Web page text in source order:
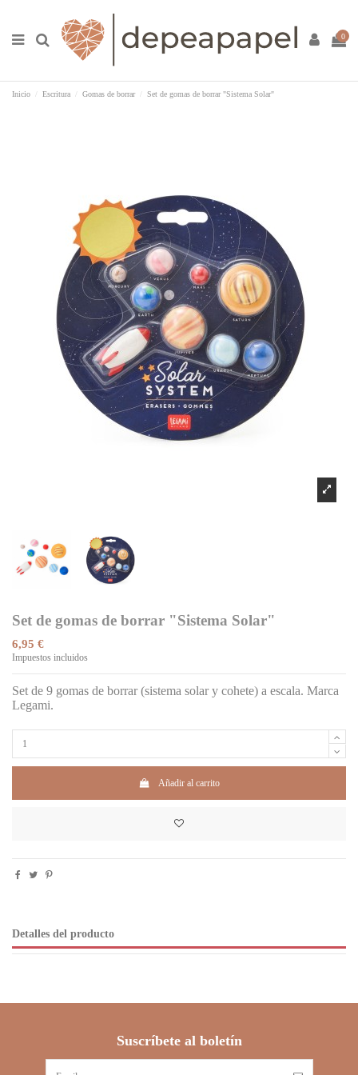
0
Inicio Escritura Gomas de borrar Set de gomas de borrar "Sistema Solar"
Set de gomas de borrar "Sistema Solar"
6,95 €
Impuestos incluidos
Set de 9 gomas de borrar (sistema solar y cohete) a escala. Marca
Legami.
Añadir al carrito
Detalles del producto
Suscríbete al boletín